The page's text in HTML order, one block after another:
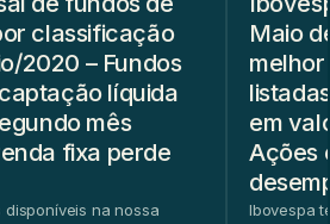
classificação
2020 – Fundos
líquida
mês
fixa perde
na nossa
Maio
melhor
em
Ações
Ibovespa